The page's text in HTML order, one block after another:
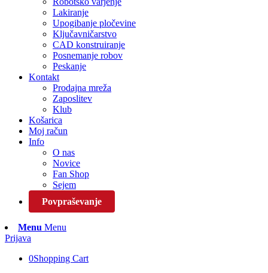
Lakiranje
Upogibanje pločevine
Ključavničarstvo
CAD konstruiranje
Posnemanje robov
Peskanje
Kontakt
Prodajna mreža
Zaposlitev
Klub
Košarica
Moj račun
Info
O nas
Novice
Fan Shop
Sejem
Povpraševanje
Menu Menu
Prijava
0Shopping Cart